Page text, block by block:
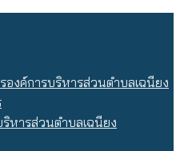
องค์การบริหารส่วนตำบลเฉนียง
หารส่วนตำบลเฉนียง